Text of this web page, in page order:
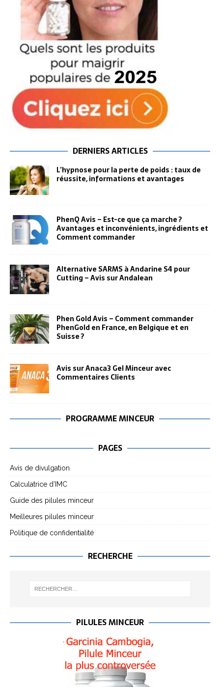
DERNIERS ARTICLES
L’hypnose pour la perte de poids : taux de
réussite, informations et avantages
PhenQ Avis – Est-ce que ça marche ?
Avantages et inconvénients, ingrédients et
Comment commander
Alternative SARMS à Andarine S4 pour
Cutting – Avis sur Andalean
Phen Gold Avis – Comment commander
PhenGold en France, en Belgique et en
Suisse ?
Avis sur Anaca3 Gel Minceur avec
Commentaires Clients
PROGRAMME MINCEUR
PAGES
Avis de divulgation
Calculatrice d’IMC
Guide des pilules minceur
Meilleures pilules minceur
Politique de confidentialité
RECHERCHE
PILULES MINCEUR